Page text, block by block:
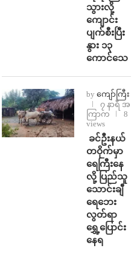
သွားလို့
ကျောင်း
ပျက်စီးပြီး
နွား ၁၃
ကောင်သေ
by ကျော်ကြီး
၇ နာရီ အ
ကြာက
8
views
⁩ ⁨ခင်ဦးနယ်
တဝိုက်မှာ
ရေကြီးနေ
လို့ ပြည်သူ
သောင်းချီ
ရေဘေး
လွတ်ရာ
ရွှေ့ပြောင်း
နေရ